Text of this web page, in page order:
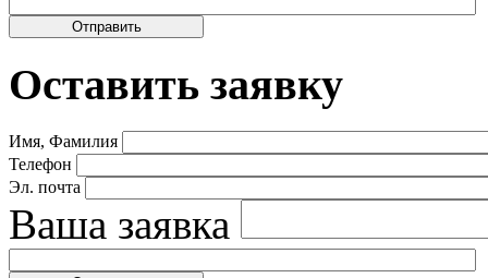
Оставить заявку
Имя, Фамилия
Телефон
Эл. почта
Ваша заявка